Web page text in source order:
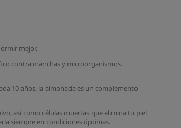
mejor.
contra manchas y microorganismos.
10 años, la almohada es un complemento
así como células muertas que elimina tu piel
siempre en condiciones óptimas.